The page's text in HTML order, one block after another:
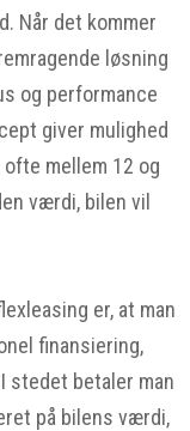
Når det kommer
løsning
og performance
giver mulighed
mellem 12 og
værdi, bilen vil
er, at man
finansiering,
stedet betaler man
på bilens værdi,